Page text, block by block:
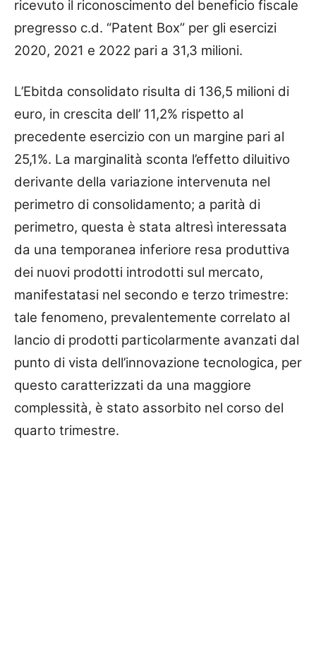
ricevuto il riconoscimento del beneficio fiscale
pregresso c.d. “Patent Box” per gli esercizi
2020, 2021 e 2022 pari a 31,3 milioni.
L’Ebitda consolidato risulta di 136,5 milioni di
euro, in crescita dell’ 11,2% rispetto al
precedente esercizio con un margine pari al
25,1%. La marginalità sconta l’effetto diluitivo
derivante della variazione intervenuta nel
perimetro di consolidamento; a parità di
perimetro, questa è stata altresì interessata
da una temporanea inferiore resa produttiva
dei nuovi prodotti introdotti sul mercato,
manifestatasi nel secondo e terzo trimestre:
tale fenomeno, prevalentemente correlato al
lancio di prodotti particolarmente avanzati dal
punto di vista dell’innovazione tecnologica, per
questo caratterizzati da una maggiore
complessità, è stato assorbito nel corso del
quarto trimestre.